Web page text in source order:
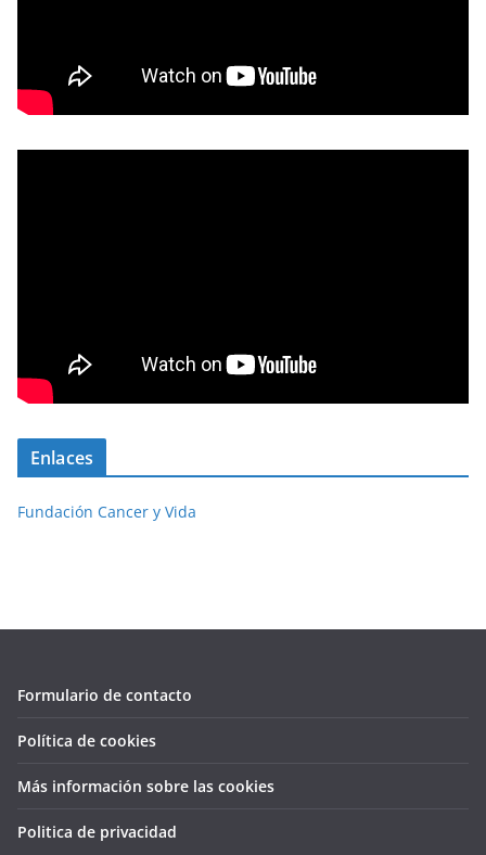
Enlaces
Fundación Cancer y Vida
Formulario de contacto
Política de cookies
Más información sobre las cookies
Politica de privacidad